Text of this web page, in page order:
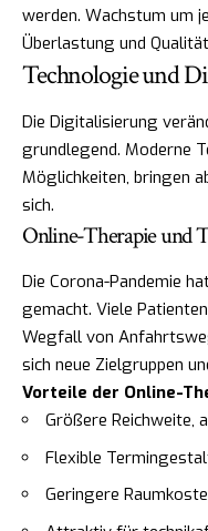
werden. Wachstum um
Überlastung und
Technologie und
Die Digitalisierung
grundlegend. Moderne
Möglichkeiten, bringen
sich.
Online-Therapie und
Die Corona-Pandemie
gemacht. Viele
Wegfall von
sich neue Zielgruppen
Vorteile der Online-
Größere Reichweite,
Flexible
Geringere